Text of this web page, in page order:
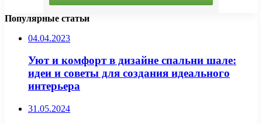
Популярные статьи
04.04.2023
Уют и комфорт в дизайне спальни шале:
идеи и советы для создания идеального
интерьера
31.05.2024